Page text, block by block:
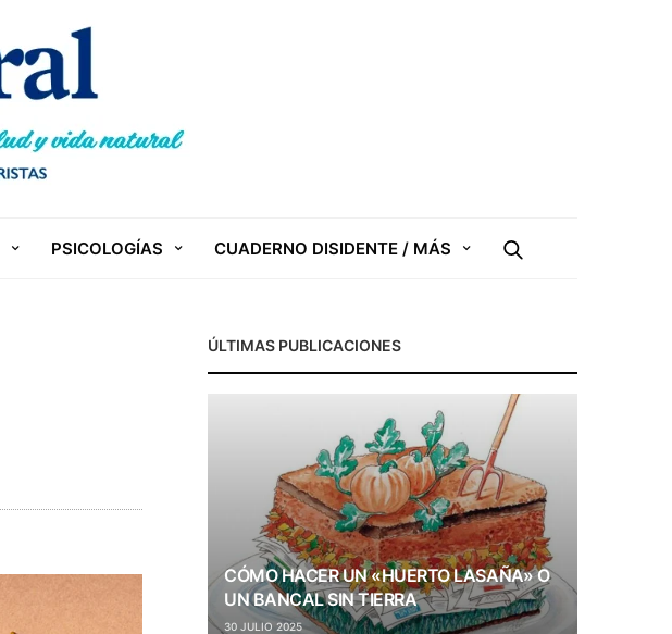
PSICOLOGÍAS CUADERNO DISIDENTE / MÁS
ÚLTIMAS PUBLICACIONES
CÓMO HACER UN «HUERTO LASAÑA» O
UN BANCAL SIN TIERRA
30 JULIO 2025